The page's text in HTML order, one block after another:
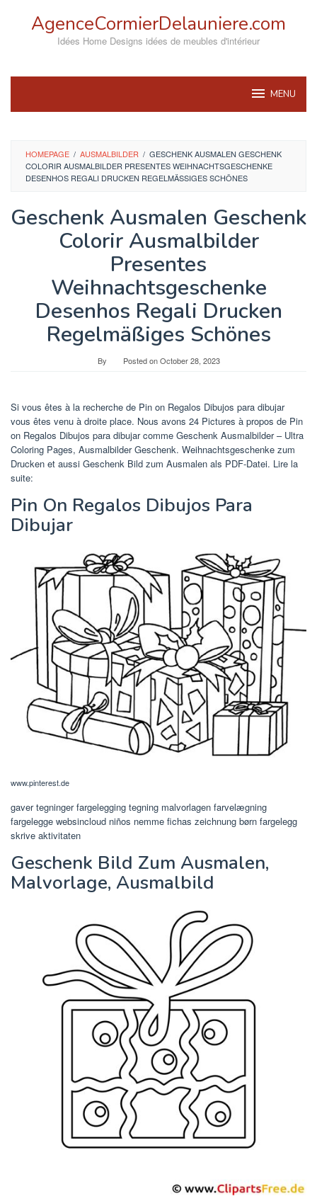
AgenceCormierDelauniere.com
Idées Home Designs idées de meubles d'intérieur
MENU
HOMEPAGE / AUSMALBILDER / GESCHENK AUSMALEN GESCHENK
COLORIR AUSMALBILDER PRESENTES WEIHNACHTSGESCHENKE
DESENHOS REGALI DRUCKEN REGELMÄSSIGES SCHÖNES
Geschenk Ausmalen Geschenk
Colorir Ausmalbilder
Presentes
Weihnachtsgeschenke
Desenhos Regali Drucken
Regelmäßiges Schönes
By Posted onOctober 28, 2023
Si vous êtes à la recherche de Pin on Regalos Dibujos para dibujar
vous êtes venu à droite place. Nous avons 24 Pictures à propos de Pin
on Regalos Dibujos para dibujar comme Geschenk Ausmalbilder – Ultra
Coloring Pages, Ausmalbilder Geschenk. Weihnachtsgeschenke zum
Drucken et aussi Geschenk Bild zum Ausmalen als PDF-Datei. Lire la
suite:
Pin On Regalos Dibujos Para
Dibujar
www.pinterest.de
gaver tegninger fargelegging tegning malvorlagen farvelægning
fargelegge websincloud niños nemme fichas zeichnung børn fargelegg
skrive aktivitaten
Geschenk Bild Zum Ausmalen,
Malvorlage, Ausmalbild